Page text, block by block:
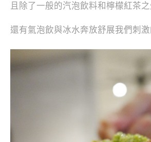
且除了一般的汽泡飲料和檸檬紅茶
還有氣泡飲與冰水奔放舒展我們刺